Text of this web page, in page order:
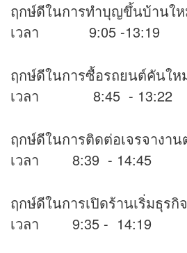
ฤกษ์ดีในการทำบุญขึ้นบ้านให
เวลา 9:05 -
ฤกษ์ดีในการซื้อรถยนต์คันให
เวลา 8:45 - 13:22
ฤกษ์ดีในการติดต่อเจรจางาน
เวลา 8:39 - 14:45
ฤกษ์ดีในการเปิดร้านเริ่มธุรกิ
เวลา 9:35 - 14:19